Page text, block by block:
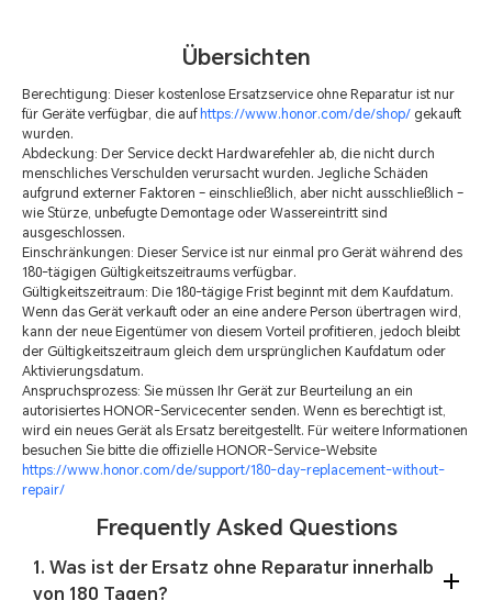
Übersichten
Berechtigung: Dieser kostenlose Ersatzservice ohne Reparatur ist nur
für Geräte verfügbar, die auf https://www.honor.com/de/shop/ gekauft
wurden.
Abdeckung: Der Service deckt Hardwarefehler ab, die nicht durch
menschliches Verschulden verursacht wurden. Jegliche Schäden
aufgrund externer Faktoren – einschließlich, aber nicht ausschließlich –
wie Stürze, unbefugte Demontage oder Wassereintritt sind
ausgeschlossen.
Einschränkungen: Dieser Service ist nur einmal pro Gerät während des
180-tägigen Gültigkeitszeitraums verfügbar.
Gültigkeitszeitraum: Die 180-tägige Frist beginnt mit dem Kaufdatum.
Wenn das Gerät verkauft oder an eine andere Person übertragen wird,
kann der neue Eigentümer von diesem Vorteil profitieren, jedoch bleibt
der Gültigkeitszeitraum gleich dem ursprünglichen Kaufdatum oder
Aktivierungsdatum.
Anspruchsprozess: Sie müssen Ihr Gerät zur Beurteilung an ein
autorisiertes HONOR-Servicecenter senden. Wenn es berechtigt ist,
wird ein neues Gerät als Ersatz bereitgestellt. Für weitere Informationen
besuchen Sie bitte die offizielle HONOR-Service-Website
https://www.honor.com/de/support/180-day-replacement-without-
repair/
Frequently Asked Questions
1. Was ist der Ersatz ohne Reparatur innerhalb
von 180 Tagen?